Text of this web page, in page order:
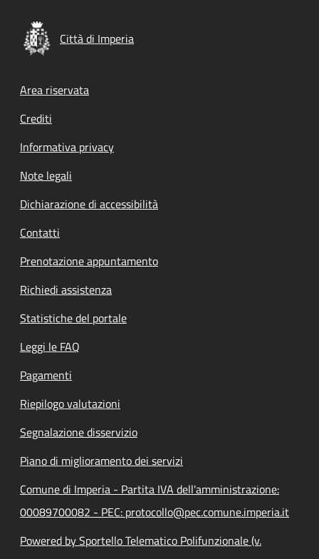
Città di Imperia
Footer menu
Area riservata
Crediti
Informativa privacy
Note legali
Dichiarazione di accessibilità
Contatti
Prenotazione appuntamento
Richiedi assistenza
Statistiche del portale
Leggi le FAQ
Pagamenti
Riepilogo valutazioni
Segnalazione disservizio
Piano di miglioramento dei servizi
Comune di Imperia - Partita IVA dell'amministrazione:
00089700082 - PEC: protocollo@pec.comune.imperia.it
Powered by Sportello Telematico Polifunzionale (v.